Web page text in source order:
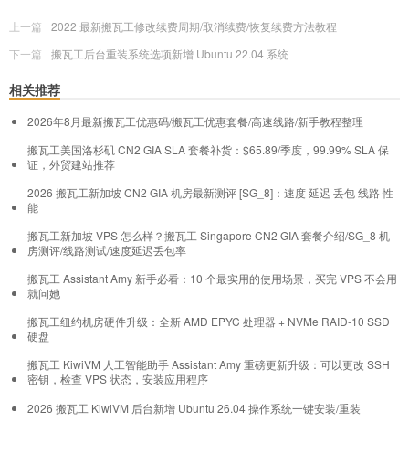
上一篇
2022 最新搬瓦工修改续费周期/取消续费/恢复续费方法教程
下一篇
搬瓦工后台重装系统选项新增 Ubuntu 22.04 系统
相关推荐
2026年8月最新搬瓦工优惠码/搬瓦工优惠套餐/高速线路/新手教程整理
搬瓦工美国洛杉矶 CN2 GIA SLA 套餐补货：$65.89/季度，99.99% SLA 保
证，外贸建站推荐
2026 搬瓦工新加坡 CN2 GIA 机房最新测评 [SG_8]：速度 延迟 丢包 线路 性
能
搬瓦工新加坡 VPS 怎么样？搬瓦工 Singapore CN2 GIA 套餐介绍/SG_8 机
房测评/线路测试/速度延迟丢包率
搬瓦工 Assistant Amy 新手必看：10 个最实用的使用场景，买完 VPS 不会用
就问她
搬瓦工纽约机房硬件升级：全新 AMD EPYC 处理器 + NVMe RAID-10 SSD
硬盘
搬瓦工 KiwiVM 人工智能助手 Assistant Amy 重磅更新升级：可以更改 SSH
密钥，检查 VPS 状态，安装应用程序
2026 搬瓦工 KiwiVM 后台新增 Ubuntu 26.04 操作系统一键安装/重装